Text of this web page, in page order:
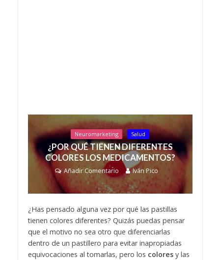
Neuromarketing Salud
¿POR QUÉ TIENEN DIFERENTES
COLORES LOS MEDICAMENTOS?
Añadir Comentario Iván Pico
¿Has pensado alguna vez por qué las pastillas
tienen colores diferentes? Quizás puedas pensar
que el motivo no sea otro que diferenciarlas
dentro de un pastillero para evitar inapropiadas
equivocaciones al tomarlas, pero los coloresy las